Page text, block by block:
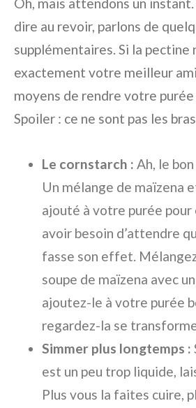
Oh, mais attendons un
dire au revoir, parlons de
supplémentaires. Si la pectine
exactement votre meilleur
moyens de rendre votre purée
Spoiler : ce ne sont pas les
Le cornstarch : Ah, le
Un mélange de maïzena
ajouté à votre purée pour
avoir besoin d’attendre
fasse son effet.
soupe de maïzena avec
ajoutez-le à votre purée
regardez-la se
Simmer plus longtemps :
est un peu trop liquide,
Plus vous la faites cuire,